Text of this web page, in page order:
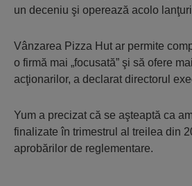
un deceniu şi operează acolo
Vânzarea Pizza Hut ar permite
o firmă mai „focusată” şi să ofere
acţionarilor, a declarat directorul
Yum a precizat că se aşteaptă ca
finalizate în trimestrul al treilea din
aprobărilor de reglementare.